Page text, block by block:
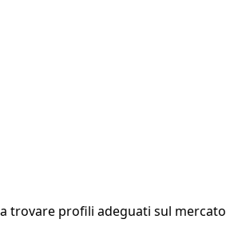
trovare profili adeguati sul mercato